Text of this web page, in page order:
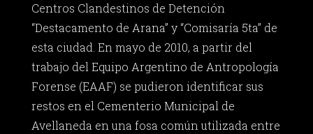
Centros Clandestinos de Detención
“Destacamento de Arana” y “Comisaría 5ta” de
esta ciudad. En mayo de 2010, a partir del
trabajo del Equipo Argentino de Antropología
Forense (EAAF) se pudieron identificar sus
restos en el Cementerio Municipal de
Avellaneda en una fosa común utilizada entre